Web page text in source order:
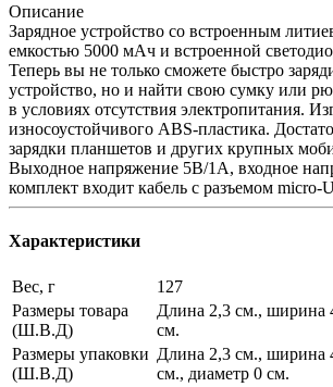
Описание
Зарядное устройство со встроенным
емкостью 5000 мАч и встроенной
Теперь вы не только сможете быстро
устройство, но и найти свою сумку или
в условиях отсутствия электропитания.
износоустойчивого ABS-пластика.
зарядки планшетов и других крупных
Выходное напряжение 5В/1А, входное
комплект входит кабель с разъемом micro-
Характеристики
Вес, г
127
Размеры товара
(Ш.В.Д)
Длина 2,3 см., ширина
см.
Размеры упаковки
(Ш.В.Д)
Длина 2,3 см., ширина
см., диаметр 0 см.